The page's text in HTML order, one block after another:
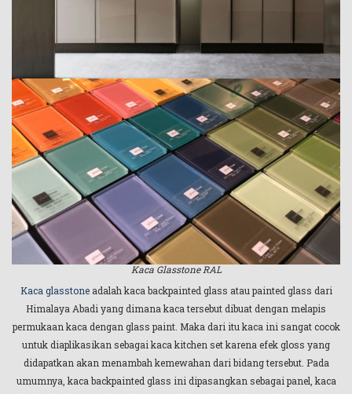
Kaca Glasstone RAL
Kaca glasstoneadalah kaca backpainted glass atau painted glass dari
Himalaya Abadi yang dimana kaca tersebut dibuat dengan melapis
permukaan kaca dengan glass paint. Maka dari itu kaca ini sangat cocok
untuk diaplikasikan sebagai kaca kitchen set karena efek gloss yang
didapatkan akan menambah kemewahan dari bidang tersebut. Pada
umumnya, kaca backpainted glass ini dipasangkan sebagai panel, kaca